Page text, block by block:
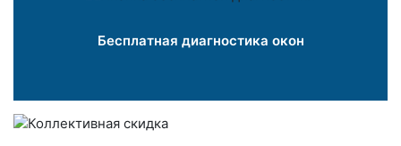
Бесплатная диагностика окон